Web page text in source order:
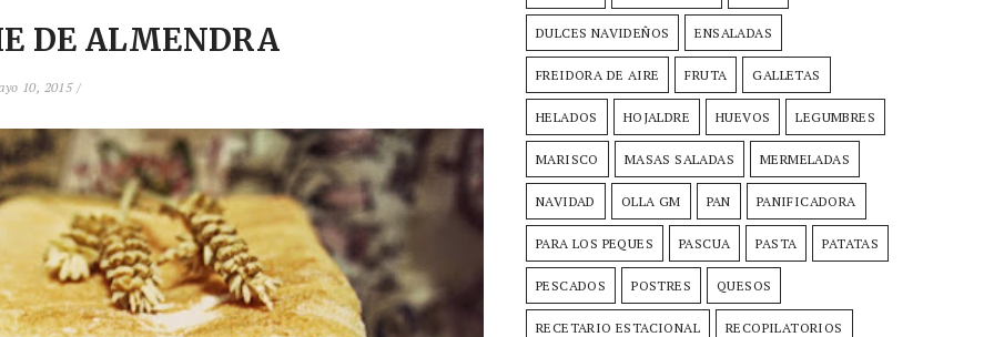
DE ALMENDRA
10, 2015 /
DULCES NAVIDEÑOS ENSALADAS
FREIDORA DE AIRE FRUTA GALLETAS
HELADOS HOJALDRE HUEVOS LEGUMBRES
MARISCO MASAS SALADAS MERMELADAS
NAVIDAD OLLA GM PAN PANIFICADORA
PARA LOS PEQUES PASCUA PASTA PATATAS
PESCADOS POSTRES QUESOS
RECETARIO ESTACIONAL RECOPILATORIOS